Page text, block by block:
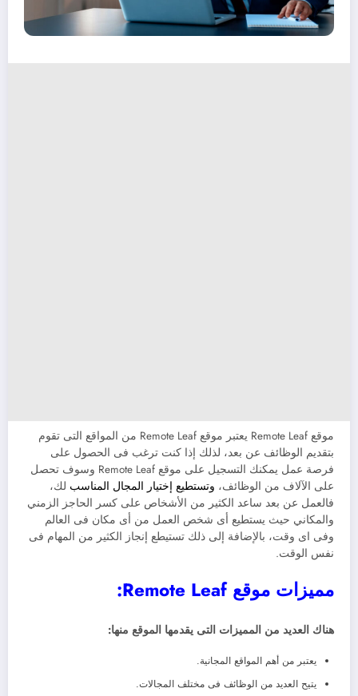
موقع Remote Leaf يعتبر موقع Remote Leaf من المواقع التى تقوم
بتقديم الوظائف عن بعد، لذلك إذا كنت ترغب فى الحصول على
فرصة عمل يمكنك التسجيل على موقع Remote Leaf وسوف تحصل
على الآلاف من الوظائف، وتستطيع إختيار المجال المناسب لك،
فالعمل عن بعد ساعد الكثير من الأشخاص على كسر الحاجز الزمني
والمكاني حيث يستطيع أى شخص العمل من أى مكان فى العالم
وفى اى وقت، بالإضافة إلى ذلك تستيطع إنجاز الكثير من المهام فى
نفس الوقت.
مميزات موقع Remote Leaf:
هناك العديد من المميزات التى يقدمها الموقع منها:
يعتبر من أهم المواقع المجانية.
يتيح العديد من الوظائف فى مختلف المجالات.